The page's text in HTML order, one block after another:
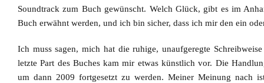
Soundtrack zum Buch gewünscht. Welch Glück, gibt es im
Buch erwähnt werden, und ich bin sicher, dass ich mir den ein
Ich muss sagen, mich hat dieruhige, unaufgeregte
letzte Part des Buches kam mir etwas künstlich vor. Die
um dann 2009 fortgesetzt zu werden. Meiner Meinung nach